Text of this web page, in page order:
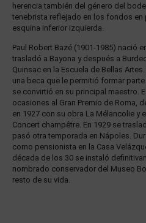
herencia también del género del
tenebrista reflejado en los fondos en
esquina inferior izquierda.
Paul Robert Bazé (1901-1985) nació
trasladó a Bayona y después a
Quinsac en la Escuela de Bellas
una beca que le permitió formar
se convirtió en su principal maestro.
ocasiones al Gran Premio de Roma,
en 1927 con su obra La Mélancolie y
Concert champêtre. En 1929 se
pasó otra temporada en Nápoles.
como pensionista en la Casa
década de los 30 se instaló
nombrado conservador del Museo
resto de su vida.